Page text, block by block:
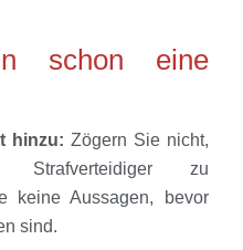
schon eine
hinzu: Zögern Sie nicht,
Strafverteidiger zu
keine Aussagen, bevor
sind.